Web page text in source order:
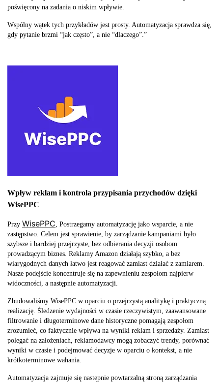
poświęcony na zadania o niskim wpływie.
Wspólny wątek tych przykładów jest prosty. Automatyzacja sprawdza się,
gdy pytanie brzmi “jak często”, a nie “dlaczego”.”
Wpływ reklam i kontrola przypisania przychodów dzięki
WisePPC
Przy WisePPC , Postrzegamy automatyzację jako wsparcie, a nie
zastępstwo. Celem jest sprawienie, by zarządzanie kampaniami było
szybsze i bardziej przejrzyste, bez odbierania decyzji osobom
prowadzącym biznes. Reklamy Amazon działają szybko, a bez
wiarygodnych danych łatwo jest reagować zamiast działać z zamiarem.
Nasze podejście koncentruje się na zapewnieniu zespołom najpierw
widoczności, a następnie automatyzacji.
Zbudowaliśmy WisePPC w oparciu o przejrzystą analitykę i praktyczną
realizację. Śledzenie wydajności w czasie rzeczywistym, zaawansowane
filtrowanie i długoterminowe dane historyczne pomagają zespołom
zrozumieć, co faktycznie wpływa na wyniki reklam i sprzedaży. Zamiast
polegać na założeniach, reklamodawcy mogą zobaczyć trendy, porównać
wyniki w czasie i podejmować decyzje w oparciu o kontekst, a nie
krótkoterminowe wahania.
Automatyzacja zajmuje się następnie powtarzalną stroną zarządzania